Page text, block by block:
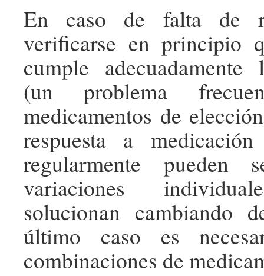
En caso de falta de
verificarse en principio
cumple
(un problema
medicamentos de
respuesta a
regularmente pueden
variaciones
solucionan cambiando
último caso es
combinaciones de